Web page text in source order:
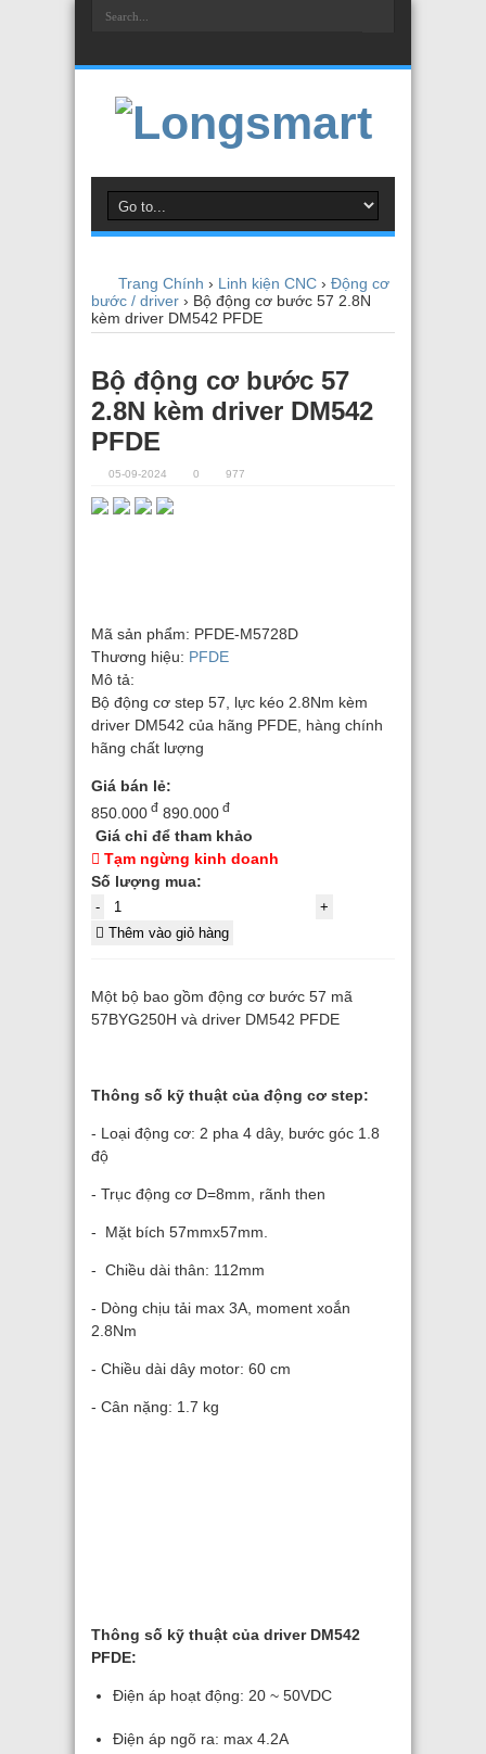
Trang Chính › Linh kiện CNC › Động cơ
bước / driver › Bộ động cơ bước 57 2.8N
kèm driver DM542 PFDE
Bộ động cơ bước 57
2.8N kèm driver DM542
PFDE
05-09-2024 0 977
Mã sản phẩm: PFDE-M5728D
Thương hiệu: PFDE
Mô tả:
Bộ động cơ step 57, lực kéo 2.8Nm kèm
driver DM542 của hãng PFDE, hàng chính
hãng chất lượng
Giá bán lẻ:
850.000 đ 890.000 đ
Giá chỉ để tham khảo
Tạm ngừng kinh doanh
Số lượng mua:
-
+
Thêm vào giỏ hàng
Một bộ bao gồm động cơ bước 57 mã
57BYG250H và driver DM542 PFDE
Thông số kỹ thuật của động cơ step:
- Loại động cơ: 2 pha 4 dây, bước góc 1.8
độ
- Trục động cơ D=8mm, rãnh then
- Mặt bích 57mmx57mm.
- Chiều dài thân: 112mm
- Dòng chịu tải max 3A, moment xoắn
2.8Nm
- Chiều dài dây motor: 60 cm
- Cân nặng: 1.7 kg
Thông số kỹ thuật của driver DM542
PFDE:
Điện áp hoạt động: 20 ~ 50VDC
Điện áp ngõ ra: max 4.2A